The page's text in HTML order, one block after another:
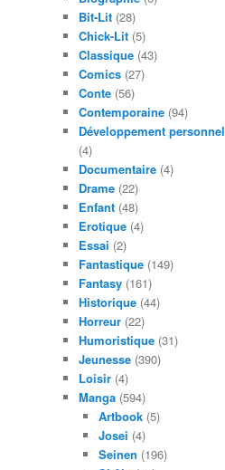
Bit-Lit(28)
Chick-Lit(5)
Classique(43)
Comics(27)
Conte(56)
Contemporaine(94)
Développement personnel
(4)
Documentaire(4)
Drame(22)
Enfant(48)
Erotique(4)
Essai (2)
Fantastique(149)
Fantasy(161)
Historique(44)
Horreur(22)
Humoristique(31)
Jeunesse(390)
Loisir(4)
Manga(594)
Artbook (5)
Josei (4)
Seinen (196)